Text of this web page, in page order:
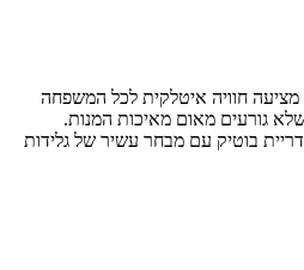
חוויה איטלקית לכל המשפחה
גורעים מאום מאיכות המנות.
בוטיק עם מבחר עשיר של גלידות